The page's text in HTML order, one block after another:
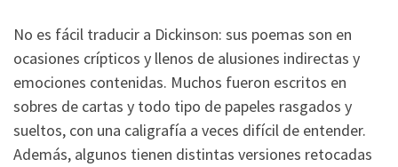
No es fácil traducir a Dickinson: sus poemas son en
ocasiones crípticos y llenos de alusiones indirectas y
emociones contenidas. Muchos fueron escritos en
sobres de cartas y todo tipo de papeles rasgados y
sueltos, con una caligrafía a veces difícil de entender.
Además, algunos tienen distintas versiones retocadas